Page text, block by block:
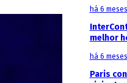
há 6 meses
melhor
há 6 meses
Paris